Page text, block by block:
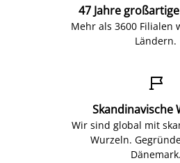
47 Jahre
Mehr als 3600 Filialen
Ländern.

Skandinavische
Wir sind global mit
Wurzeln.
Dänemark.